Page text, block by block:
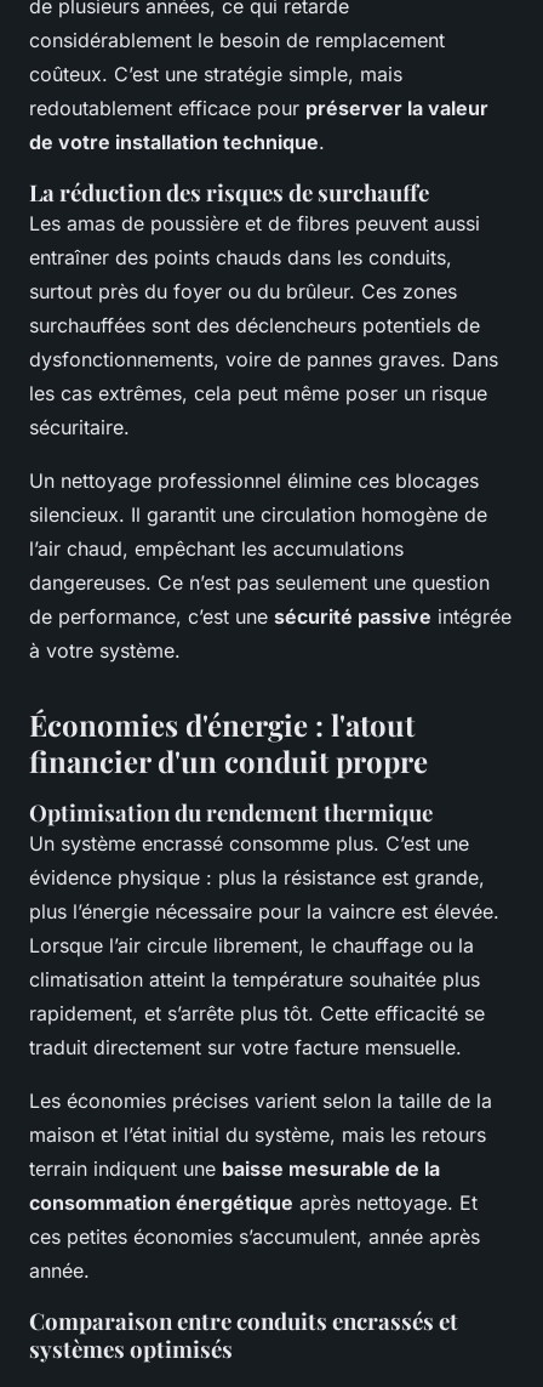
de plusieurs années, ce qui retarde
considérablement le besoin de remplacement
coûteux. C’est une stratégie simple, mais
redoutablement efficace pour préserver la valeur
de votre installation technique.
La réduction des risques de surchauffe
Les amas de poussière et de fibres peuvent aussi
entraîner des points chauds dans les conduits,
surtout près du foyer ou du brûleur. Ces zones
surchauffées sont des déclencheurs potentiels de
dysfonctionnements, voire de pannes graves. Dans
les cas extrêmes, cela peut même poser un risque
sécuritaire.
Un nettoyage professionnel élimine ces blocages
silencieux. Il garantit une circulation homogène de
l’air chaud, empêchant les accumulations
dangereuses. Ce n’est pas seulement une question
de performance, c’est une sécurité passive intégrée
à votre système.
Économies d'énergie : l'atout
financier d'un conduit propre
Optimisation du rendement thermique
Un système encrassé consomme plus. C’est une
évidence physique : plus la résistance est grande,
plus l’énergie nécessaire pour la vaincre est élevée.
Lorsque l’air circule librement, le chauffage ou la
climatisation atteint la température souhaitée plus
rapidement, et s’arrête plus tôt. Cette efficacité se
traduit directement sur votre facture mensuelle.
Les économies précises varient selon la taille de la
maison et l’état initial du système, mais les retours
terrain indiquent une baisse mesurable de la
consommation énergétique après nettoyage. Et
ces petites économies s’accumulent, année après
année.
Comparaison entre conduits encrassés et
systèmes optimisés